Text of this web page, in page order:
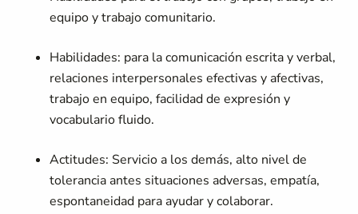
equipo y trabajo comunitario.
Habilidades: para la comunicación escrita y verbal,
relaciones interpersonales efectivas y afectivas,
trabajo en equipo, facilidad de expresión y
vocabulario fluido.
Actitudes: Servicio a los demás, alto nivel de
tolerancia antes situaciones adversas, empatía,
espontaneidad para ayudar y colaborar.